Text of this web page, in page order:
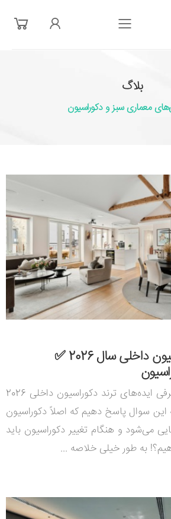
فهرست
بلاگ
معماری سبز و دکوراسیون
10 ایده ترند دکوراسیون داخلی سال 2026 ✅
قبل از آنکه به سراغ معرفی ایده‌های ترند دکوراسیون داخلی 2026
این سوال پاسخ دهیم که اصلاً دکوراسیون
می‌شود و هنگام تغییر دکوراسیون باید
به طور خیلی خلاصه ...